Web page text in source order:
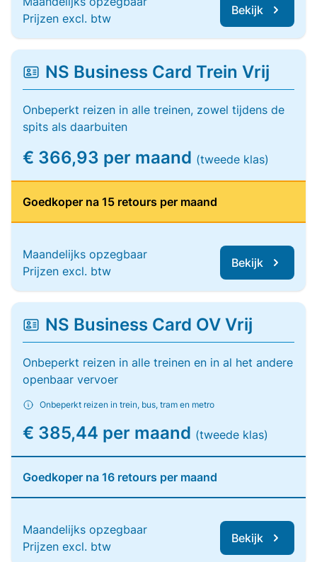
Prijzen excl. btw
Bekijk
NS Business Card Trein Vrij
Onbeperkt reizen in alle treinen, zowel tijdens de
spits als daarbuiten
€ 366,93 per maand (tweede klas)
Goedkoper na 15 retours per maand
Maandelijks opzegbaar
Prijzen excl. btw
Bekijk
NS Business Card OV Vrij
Onbeperkt reizen in alle treinen en in al het andere
openbaar vervoer
Onbeperkt reizen in trein, bus, tram en metro
€ 385,44 per maand (tweede klas)
Goedkoper na 16 retours per maand
Maandelijks opzegbaar
Prijzen excl. btw
Bekijk